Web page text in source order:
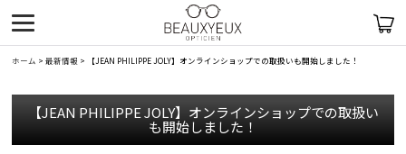
ホーム > 最新情報 > 【JEAN PHILIPPE JOLY】オンラインショップでの取扱いも開始しました！
【JEAN PHILIPPE JOLY】オンラインショップでの取扱い
も開始しました！